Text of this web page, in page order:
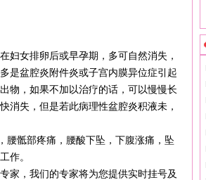
妇女排卵后或早孕期，多可自然消失，
是盆腔炎附件炎或子宫内膜异位症引起
物，如果不加以治疗的话，可以慢慢长
消失，但是若此病理性盆腔炎积液未，
骶部疼痛，腰酸下坠，下腹涨痛，坠
作。
，我们的专家将为您提供实时挂号及